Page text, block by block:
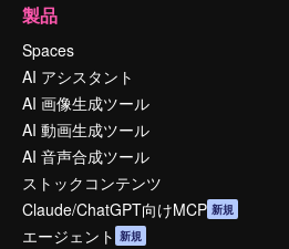
製品
Spaces
AI アシスタント
AI 画像生成ツール
AI 動画生成ツール
AI 音声合成ツール
ストックコンテンツ
Claude/ChatGPT向けMCP 新規
エージェント 新規